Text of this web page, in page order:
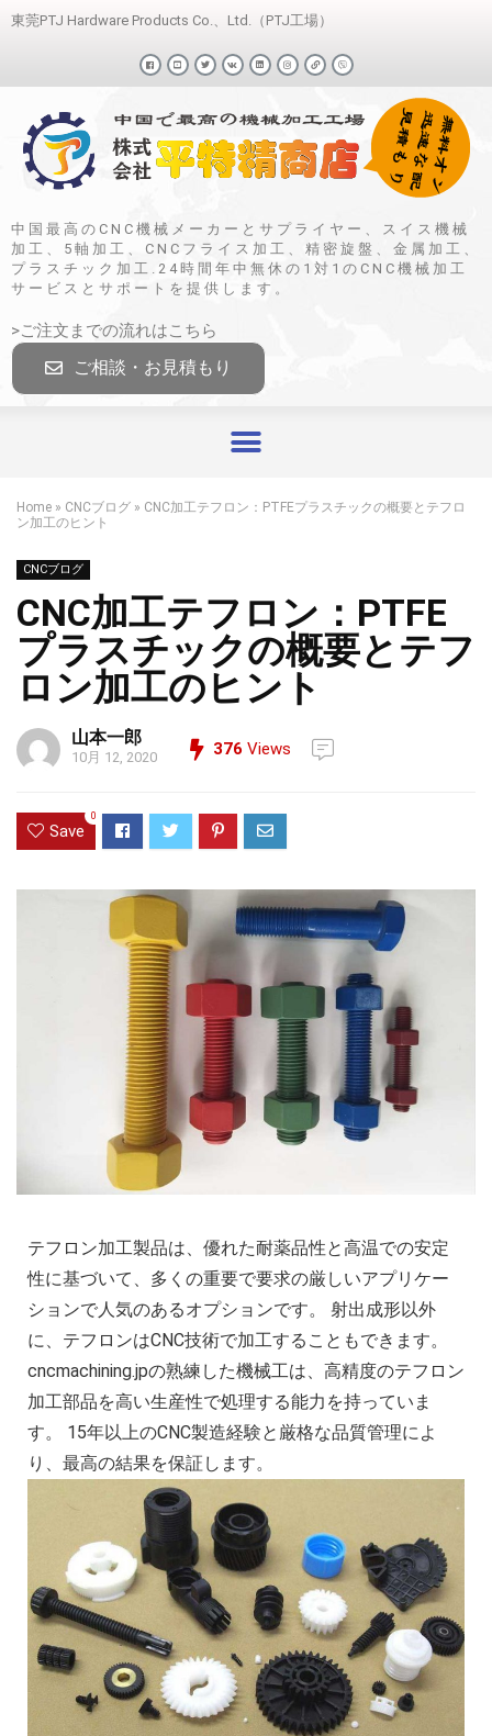
東莞PTJ Hardware Products Co.、Ltd.（PTJ工場）
中国最高のCNC機械メーカーとサプライヤー、スイス機械
加工、5軸加工、CNCフライス加工、精密旋盤、金属加工、
プラスチック加工.24時間年中無休の1対1のCNC機械加工
サービスとサポートを提供します。
>ご注文までの流れはこちら
ご相談・お見積もり
Home » CNCブログ » CNC加工テフロン：PTFEプラスチックの概要とテフロ
ン加工のヒント
CNCブログ
CNC加工テフロン：PTFE
プラスチックの概要とテフ
ロン加工のヒント
山本一郎
10月 12, 2020 376 Views
Save
0
テフロン加工製品は、優れた耐薬品性と高温での安定
性に基づいて、多くの重要で要求の厳しいアプリケー
ションで人気のあるオプションです。 射出成形以外
に、テフロンはCNC技術で加工することもできます。
cncmachining.jpの熟練した機械工は、高精度のテフロン
加工部品を高い生産性で処理する能力を持っていま
す。 15年以上のCNC製造経験と厳格な品質管理によ
り、最高の結果を保証します。